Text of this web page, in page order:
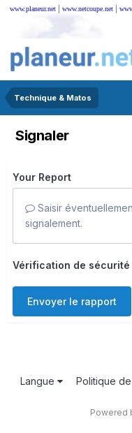
www.planeur.net | www.netcoupe.net |
Technique & Matos
Signaler
Your Report
Saisir
signalement.
Vérification de sécurité
Envoyer le rapport
Langue Politique
Powered